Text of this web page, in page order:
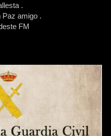
.
Paz amigo .
FM